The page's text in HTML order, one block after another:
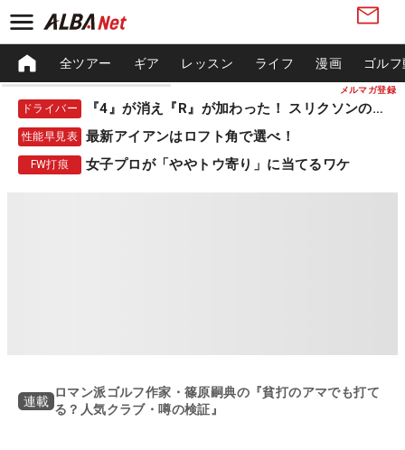
メルマガ登録
全ツアー ギア レッスン ライフ 漫画 ゴル
ドライバー 『4』が消え『R』が加わった！ スリクソンの新作
性能早見表 最新アイアンはロフト角で選べ！
FW打痕 女子プロが「ややトウ寄り」に当てるワケ
連載
ロマン派ゴルフ作家・篠原嗣典の『貧打のアマでも打て
る？人気クラブ・噂の検証』